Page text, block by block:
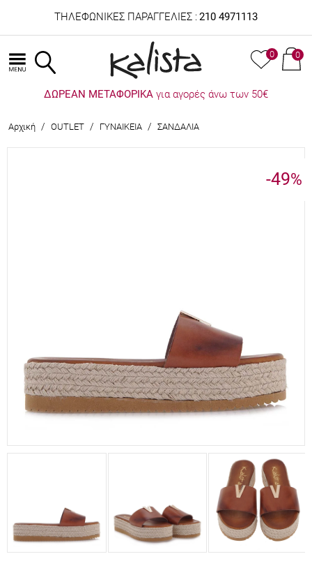
ΤΗΛΕΦΩΝΙΚΕΣ ΠΑΡΑΓΓΕΛΙΕΣ : 210 4971113
0 0
ΔΩΡΕΑΝ ΜΕΤΑΦΟΡΙΚΑ για αγορές άνω των 50€
Αρχική / OUTLET / ΓΥΝΑΙΚΕΙΑ / ΣΑΝΔΑΛΙΑ
-49%